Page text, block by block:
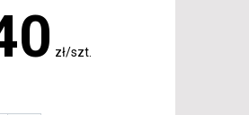
zł/szt.